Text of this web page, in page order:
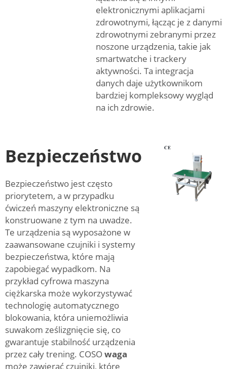
elektronicznymi aplikacjami
zdrowotnymi, łącząc je z danymi
zdrowotnymi zebranymi przez
noszone urządzenia, takie jak
smartwatche i trackery
aktywności. Ta integracja
danych daje użytkownikom
bardziej kompleksowy wygląd
na ich zdrowie.
Bezpieczeństwo
Bezpieczeństwo jest często
priorytetem, a w przypadku
ćwiczeń maszyny elektroniczne są
konstruowane z tym na uwadze.
Te urządzenia są wyposażone w
zaawansowane czujniki i systemy
bezpieczeństwa, które mają
zapobiegać wypadkom. Na
przykład cyfrowa maszyna
ciężkarska może wykorzystywać
technologię automatycznego
blokowania, która uniemożliwia
suwakom ześlizgnięcie się, co
gwarantuje stabilność urządzenia
przez cały trening. COSOwaga
może zawierać czujniki, które